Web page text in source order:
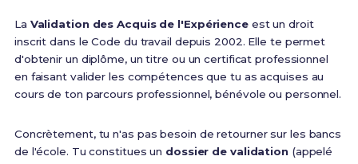
La Validation des Acquis de l'Expérienceest un droit
inscrit dans le Code du travail depuis 2002. Elle te permet
d'obtenir un diplôme, un titre ou un certificat professionnel
en faisant valider les compétences que tu as acquises au
cours de ton parcours professionnel, bénévole ou personnel.
Concrètement, tu n'as pas besoin de retourner sur les bancs
de l'école. Tu constitues un dossier de validation(appelé